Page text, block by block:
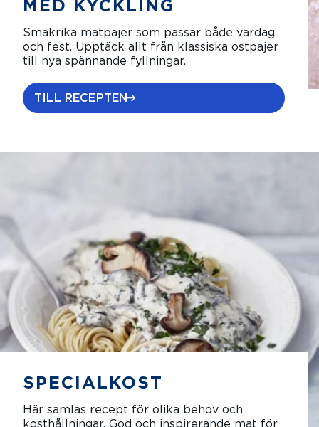
MED KYCKLING
Smakrika matpajer som passar både vardag
och fest. Upptäck allt från klassiska ostpajer
till nya spännande fyllningar.
TILL RECEPTEN
SPECIALKOST
Här samlas recept för olika behov och
kosthållningar. God och inspirerande mat för